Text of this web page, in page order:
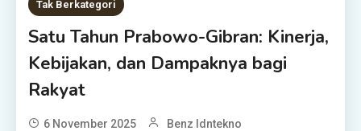
Tak Berkategori
Satu Tahun Prabowo-Gibran: Kinerja,
Kebijakan, dan Dampaknya bagi
Rakyat
6 November 2025 Benz Idntekno